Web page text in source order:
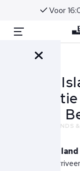
Voor
Stone
2025 |
TRENDS
Stone
is